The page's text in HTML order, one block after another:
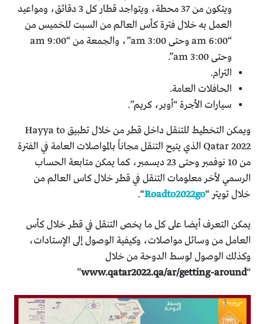
ويتكون من 37 محطة، ويتواجد قطار كل 3 دقائق، ومواعيد
العمل به خلال فترة كأس العالم من السبت للخميس من
“6:00 am وحتى 3:00 am”، والجمعة من “9:00 am
وحتى 3:00 am”.
الترام.
الحافلات العامة.
سيارات الأجرة “أوبر، كريم”.
ويمكن التخطيط للتنقل داخل قطر من خلال تطبيق Hayya to
Qatar 2022 الذي يتيح التنقل مجاناً بالمواصلات العامة في الفترة
من 10 نوفمبر وحتى 23 ديسمبر، كما يمكن متابعة الحساب
الرسمي لأخر معلومات التنقل في قطر خلال كاس العالم من
خلال تويتر “Roadto2022go
“.
يمكن التعرف أيضا على كل ما يخص التنقل في قطر خلال كأس
العامل من وسائل مواصلات، وكيفية الوصول إلى الإستادات،
وكذلك الوصول لوسط الدوحة من خلال
“
www.qatar2022.qa/ar/getting-around
”